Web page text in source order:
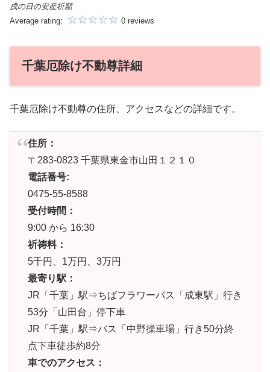
戌の日の安産祈願
Average rating:
0 reviews
千葉厄除け不動尊詳細
千葉厄除け不動尊の住所、アクセスなどの詳細です。
住所：
〒283-0823 千葉県東金市山田１２１０
電話番号:
0475-55-8588
受付時間：
9:00 から 16:30
祈祷料：
5千円、1万円、3万円
最寄り駅：
JR「千葉」駅⇒ちばフラワーバス「成東駅」行き
53分「山田台」停下車
JR「千葉」駅⇒バス「中野操車場」行き50分終
点下車徒歩約8分
車でのアクセス：